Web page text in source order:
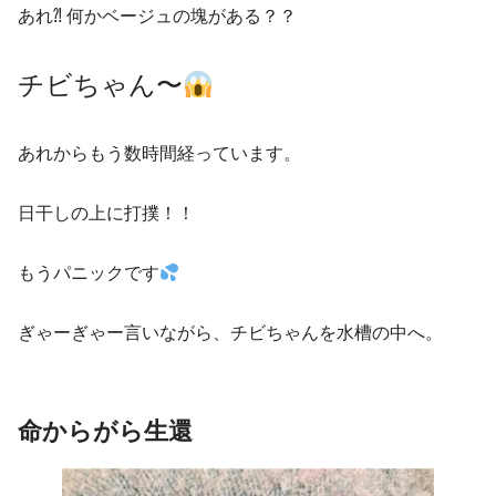
あれ⁈ 何かベージュの塊がある？？
チビちゃん〜
あれからもう数時間経っています。
日干しの上に打撲！！
もうパニックです
ぎゃーぎゃー言いながら、チビちゃんを水槽の中へ。
命からがら生還